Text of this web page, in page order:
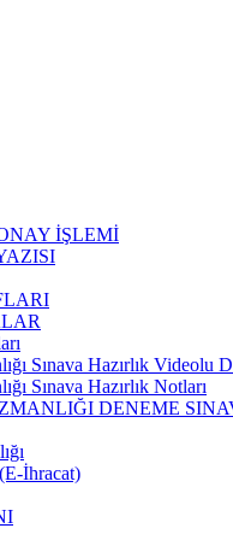
İŞLEMİ
Sınava Hazırlık Videolu
Sınava Hazırlık Notları
DENEME
İhracat)